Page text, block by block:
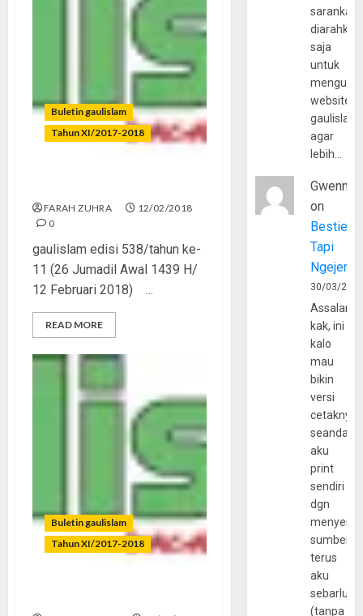
Buletin gaulislam
Tahun XI/2017-2018
FARAH ZUHRA
12/02/2018
0
gaulislam edisi 538/tahun ke-
11 (26 Jumadil Awal 1439 H/
12 Februari 2018) ...
READ MORE
Buletin gaulislam
Tahun XI/2017-2018
sarankan,
diarahkan
saja
untuk
website
agar
lebih…
Gwenny
on
Bestie
Tapi
30/03/
kak, ini
kalo
mau
bikin
versi
cetaknya
aku
print
sendiri
dgn
sumber
terus
aku
(tanpa